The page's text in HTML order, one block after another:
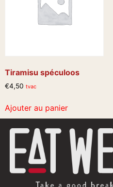
Tiramisu spéculoos
€4,50 tvac
Ajouter au panier